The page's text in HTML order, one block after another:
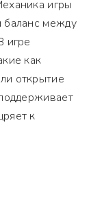
игры
баланс между
игре
как
открытие
к